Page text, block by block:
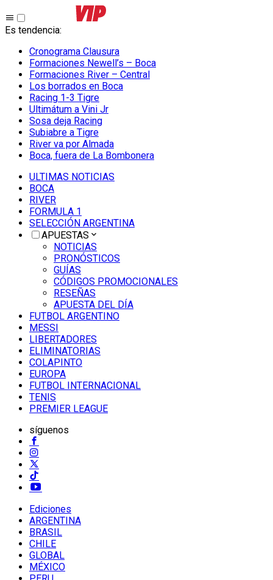
Es tendencia:
Cronograma Clausura
Formaciones Newell’s – Boca
Formaciones River – Central
Los borrados en Boca
Racing 1-3 Tigre
Ultimátum a Vini Jr
Sosa deja Racing
Subiabre a Tigre
River va por Almada
Boca, fuera de La Bombonera
ULTIMAS NOTICIAS
BOCA
RIVER
FORMULA 1
SELECCIÓN ARGENTINA
APUESTAS
NOTICIAS
PRONÓSTICOS
GUÍAS
CÓDIGOS PROMOCIONALES
RESEÑAS
APUESTA DEL DÍA
FUTBOL ARGENTINO
MESSI
LIBERTADORES
ELIMINATORIAS
COLAPINTO
EUROPA
FUTBOL INTERNACIONAL
TENIS
PREMIER LEAGUE
síguenos
Ediciones
ARGENTINA
BRASIL
CHILE
GLOBAL
MÉXICO